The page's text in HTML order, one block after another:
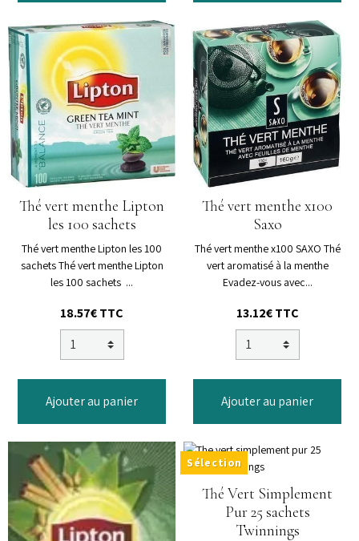
Thé vert menthe Lipton
les 100 sachets
Thé vert menthe Lipton les 100
sachets Thé vert menthe Lipton
les 100 sachets ...
18.57€TTC
Ajouter au panier
Thé vert menthe x100
Saxo
Thé vert menthe x100 SAXO Thé
vert aromatisé à la menthe
Evadez-vous avec...
13.12€TTC
Ajouter au panier
Sélection
Thé Vert Simplement
Pur 25 sachets
Twinnings